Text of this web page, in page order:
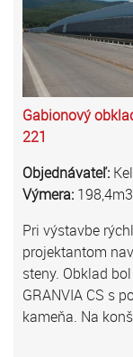
Gabionový
221
Objednávateľ:
Výmera: 198,4m3
Pri výstavbe
projektantom
steny. Obklad
GRANVIA CS s
kameňa. Na